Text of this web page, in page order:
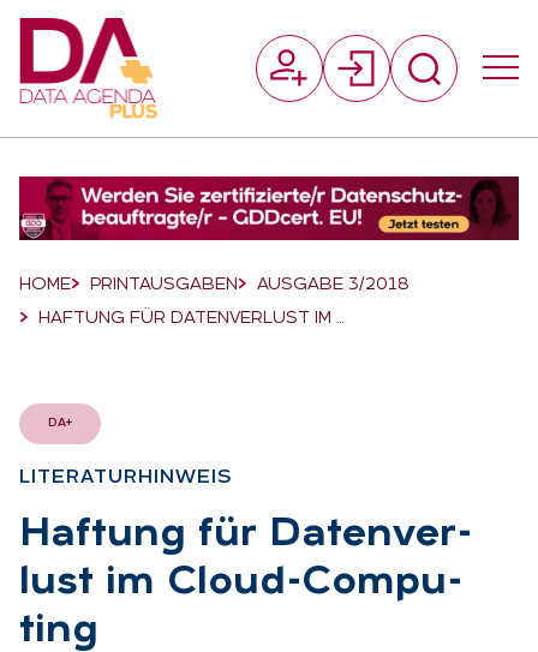
Breadcrumb-Navigation
HOME PRINTAUSGABEN
AUSGABE 3/2018
HAFTUNG FÜR DATENVERLUST IM …
DA+
LI­TE­RA­TUR­HIN­WEIS
:Haf­tung für Da­ten­ver­
lust im Cloud-Com­pu­
ting